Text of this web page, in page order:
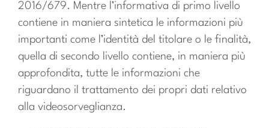
2016/679. Mentre l’informativa di primo livello
contiene in maniera sintetica le informazioni più
importanti come l’identità del titolare o le finalità,
quella di secondo livello contiene, in maniera più
approfondita, tutte le informazioni che
riguardano il trattamento dei propri dati relativo
alla videosorveglianza.